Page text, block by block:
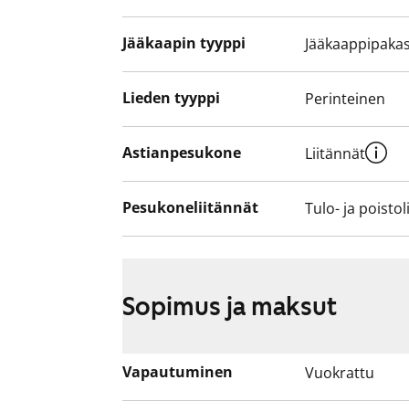
Jääkaapin tyyppi
Lieden tyyppi Perinteinen
Astianpesukone Liitännät
Pesukoneliitännät Tulo- ja
Sopimus ja maksut
Vapautuminen Vuokrattu